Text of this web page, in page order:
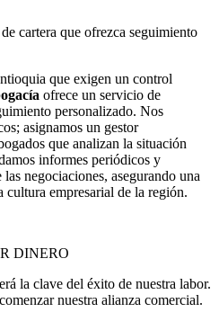
cartera que ofrezca seguimiento
que exigen un control
ofrece un servicio de
personalizado. Nos
asignamos un gestor
que analizan la situación
informes periódicos y
negociaciones, asegurando una
cultura empresarial de la región.
DINERO
la clave del éxito de nuestra labor.
nuestra alianza comercial.